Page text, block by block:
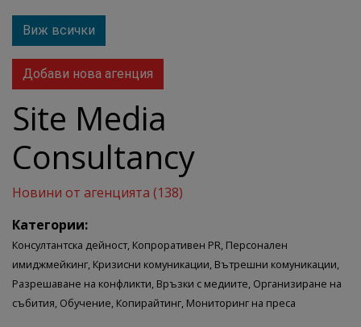
Виж всички
Добави нова агенция
Site Media
Consultancy
Новини от агенцията (138)
Категории:
Консултантска дейност, Копроративен PR, Персонален
имиджмейкинг, Кризисни комуникации, Вътрешни комуникации,
Разрешаване на конфликти, Връзки с медиите, Организиране на
събития, Обучение, Копирайтинг, Мониторинг на преса